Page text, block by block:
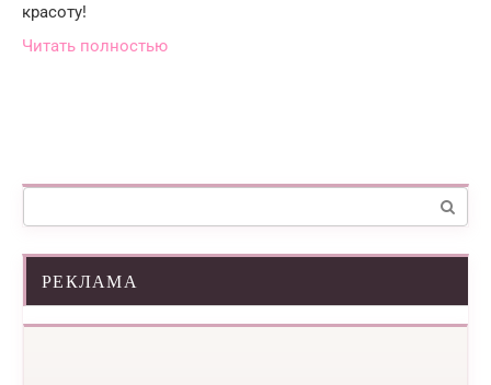
красоту!
Читать полностью
Поиск:
РЕКЛАМА